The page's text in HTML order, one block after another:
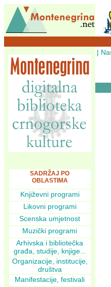
SADRŽAJ PO
OBLASTIMA
Književni programi
Likovni programi
Scenska umjetnost
Muzički programi
Arhivska i bibliotečka
građa, studije, knjige...
Organizacije, institucije,
društva
Manifestacije, festivali
|